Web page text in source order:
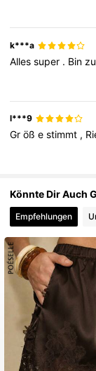
k***a
Allessuper . Bin
l***9
Größestimmt ,
Könnte Dir Auch
Empfehlungen